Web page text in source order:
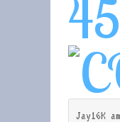
45
Jay16K